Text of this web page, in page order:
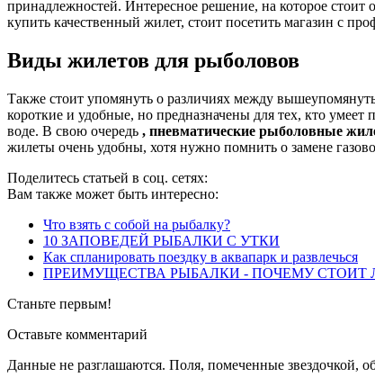
принадлежностей. Интересное решение, на которое
купить качественный жилет, стоит посетить магазин с
Виды жилетов для рыболовов
Также стоит упомянуть о различиях между
короткие и удобные, но предназначены для тех, кто
воде. В свою очередь , пневматические рыболовные
жилеты очень удобны, хотя нужно помнить о замене
Поделитесь статьей в соц. сетях:
Вам также может быть интересно:
Что взять с собой на рыбалку?
10 ЗАПОВЕДЕЙ РЫБАЛКИ С УТКИ
Как спланировать поездку в аквапарк и развлечься
ПРЕИМУЩЕСТВА РЫБАЛКИ - ПОЧЕМУ СТОИТ
Станьте первым!
Оставьте комментарий
Данные не разглашаются. Поля, помеченные звездочкой,